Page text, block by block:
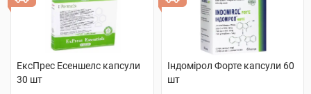
ЕксПрес Есеншелс капсули
30 шт
Індомірол Форте капсули 60
шт